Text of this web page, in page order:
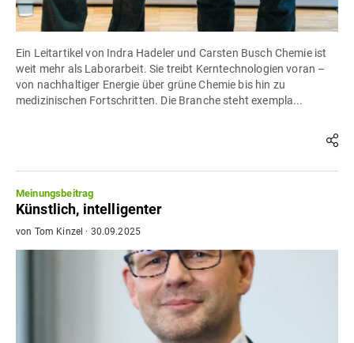
Ein Leitartikel von Indra Hadeler und Carsten Busch Chemie ist
weit mehr als Laborarbeit. Sie treibt Kerntechnologien voran –
von nachhaltiger Energie über grüne Chemie bis hin zu
medizinischen Fortschritten. Die Branche steht exempla...
Meinungsbeitrag
Künstlich, intelligenter
von Tom Kinzel · 30.09.2025